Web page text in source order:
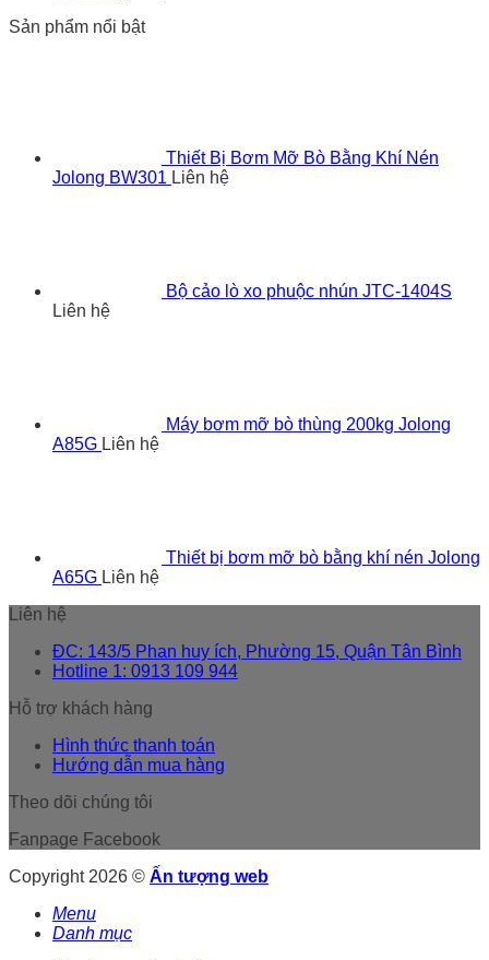
Sản phẩm nổi bật
Thiết Bị Bơm Mỡ Bò Bằng Khí Nén
Jolong BW301 Liên hệ
Bộ cảo lò xo phuộc nhún JTC-1404S
Liên hệ
Máy bơm mỡ bò thùng 200kg Jolong
A85G Liên hệ
Thiết bị bơm mỡ bò bằng khí nén Jolong
A65G Liên hệ
Liên hệ
ĐC: 143/5 Phan huy ích, Phường 15, Quận Tân Bình
Hotline 1: 0913 109 944
Hỗ trợ khách hàng
Hình thức thanh toán
Hướng dẫn mua hàng
Theo dõi chúng tôi
Fanpage Facebook
Copyright 2026 © Ấn tượng web
Menu
Danh mục